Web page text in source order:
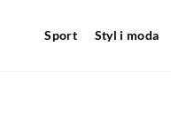
Sport Styl i moda